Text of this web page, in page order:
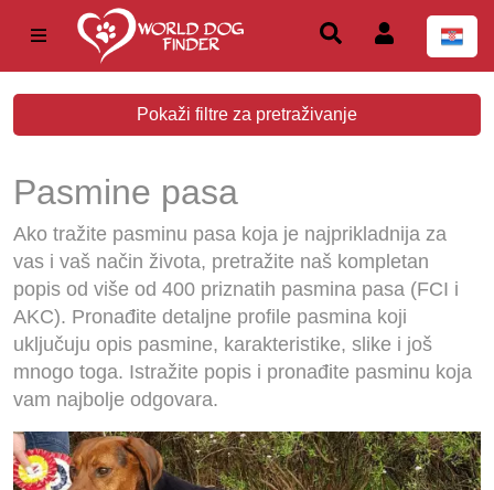
Pokaži filtre za pretraživanje
Pasmine pasa
Ako tražite pasminu pasa koja je najprikladnija za
vas i vaš način života, pretražite naš kompletan
popis od više od 400 priznatih pasmina pasa (FCI i
AKC). Pronađite detaljne profile pasmina koji
uključuju opis pasmine, karakteristike, slike i još
mnogo toga. Istražite popis i pronađite pasminu koja
vam najbolje odgovara.